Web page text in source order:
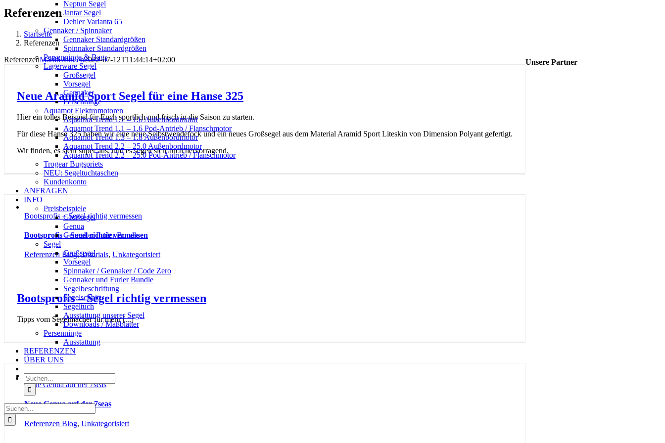
Neptun Segel
Jantar Segel
Dehler Varianta 65
Gennaker / Spinnaker
Gennaker Standardgrößen
Spinnaker Standardgrößen
Persenninge & Bags
Lagerware Segel
Großsegel
Vorsegel
Gennaker
Persenninge
Aquamot Elektromotoren
Aquamot Trend 1.1 – 1.6 Außenbordmotor
Aquamot Trend 1.1 – 1.6 Pod-Antrieb / Flanschmotor
Aquamot Trend 1.3 – 1.8 Außenbordmotor
Aquamot Trend 2.2 – 25.0 Außenbordmotor
Aquamot Trend 2.2 – 25.0 Pod-Antrieb / Flanschmotor
Trogear Bugspriets
NEU: Segeltuchtaschen
Kundenkonto
ANFRAGEN
INFO
Preisbeispiele
Großsegel
Genua
Gennaker Furler Bundle
Segel
Großsegel
Vorsegel
Spinnaker / Gennaker / Code Zero
Gennaker und Furler Bundle
Segelbeschriftung
Segelschnitt
Segeltuch
Ausstattung unserer Segel
Downloads / Maßblätter
Persenninge
Ausstattung
REFERENZEN
ÜBER UNS
Suche
nach:
Suche
nach:
Referenzen
Startseite
Referenzen
ReferenzenMartin Janßen2022-07-12T11:44:14+02:00
Neue Aramid Sport Segel für eine Hanse 325
Hier ein tolles Beispiel für Euch sportlich und frisch in die Saison zu starten.
Für diese Hanse 325 haben wir eine neue Selbstwendefock und ein neues Großsegel aus dem Material Aramid Sport Liteskin von Dimension Polyant gefertigt.
Wir finden, es sieht super aus, und es segelt sich auch hervorragend.
Bootsprofis – Segel richtig vermessen
Bootsprofis – Segel richtig vermessen
Referenzen Blog,Tutorials, Unkategorisiert
Bootsprofis – Segel richtig vermessen
Tipps vom Segelmacher für mehr [...]
Neue Genua auf der 7seas
Neue Genua auf der 7seas
Referenzen Blog, Unkategorisiert
Unsere Partner